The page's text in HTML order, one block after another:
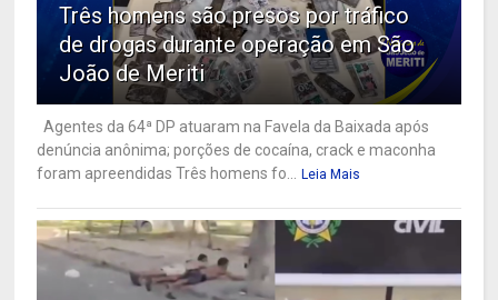
Três homens são presos por tráfico
de drogas durante operação em São
João de Meriti
Agentes da 64ª DP atuaram na Favela da Baixada após
denúncia anônima; porções de cocaína, crack e maconha
foram apreendidas Três homens fo...
Leia Mais